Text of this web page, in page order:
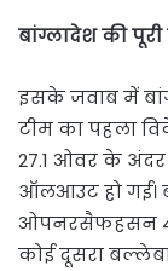
बांग्लादेश की
इसके जवाब में
टीम का पहला
27.1 ओवर के अंदर
ऑलआउट हो गई।
ओपनरसैफहसन
कोई दूसरा